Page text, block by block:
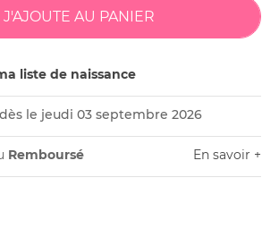
liste de naissance
dès le jeudi 03 septembre 2026
Remboursé En savoir +